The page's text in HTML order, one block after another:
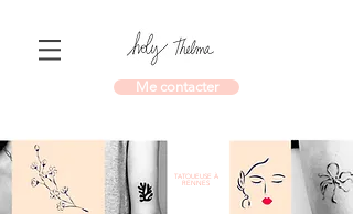
Me contacter
TATOUEUSE À
RENNES